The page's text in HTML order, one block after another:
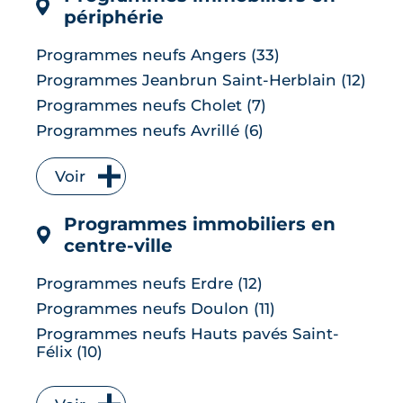
périphérie
Programmes neufs Angers (33)
Programmes Jeanbrun Saint-Herblain (12)
Programmes neufs Cholet (7)
Programmes neufs Avrillé (6)
Programmes Jeanbrun La Chapelle-sur-
Erdre (6)
Programmes neufs Les Herbiers (4)
Programmes Jeanbrun Orvault (4)
Programmes Jeanbrun Saint-Sébastien-
Programmes Jeanbrun Vertou (4)
Programmes Jeanbrun Carquefou (3)
Programmes neufs Les Ponts-de-Cé (3)
Programmes Jeanbrun Basse-Goulaine
Voir
Programmes immobiliers en
centre-ville
Programmes neufs Erdre (12)
Programmes neufs Doulon (11)
Programmes neufs Hauts pavés Saint-
Félix (10)